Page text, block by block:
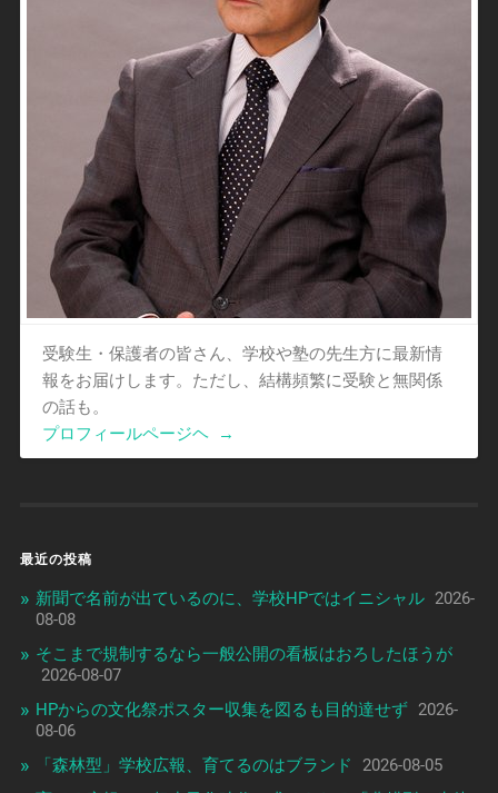
受験生・保護者の皆さん、学校や塾の先生方に最新情
報をお届けします。ただし、結構頻繁に受験と無関係
の話も。
プロフィールページヘ
→
最近の投稿
新聞で名前が出ているのに、学校HPではイニシャル 2026-
08-08
そこまで規制するなら一般公開の看板はおろしたほうが
2026-08-07
HPからの文化祭ポスター収集を図るも目的達せず 2026-
08-06
「森林型」学校広報、育てるのはブランド
2026-08-05